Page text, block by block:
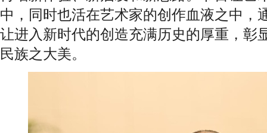
中，同时也活在艺术家的创作血液之中，
让进入新时代的创造充满历史的厚重，彰
民族之大美。